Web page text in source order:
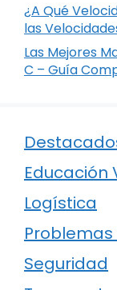
¿A Qué
las
Las Mejores
C – Guía
Educación
Logística
Problemas
Seguridad